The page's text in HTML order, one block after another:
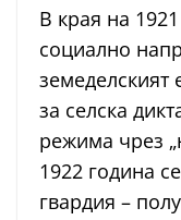
В края на
социално
земеделският
за селска
режима чрез
1922 година
гвардия –